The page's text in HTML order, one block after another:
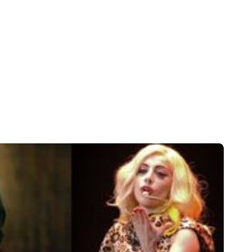
Kontakt
Impressum